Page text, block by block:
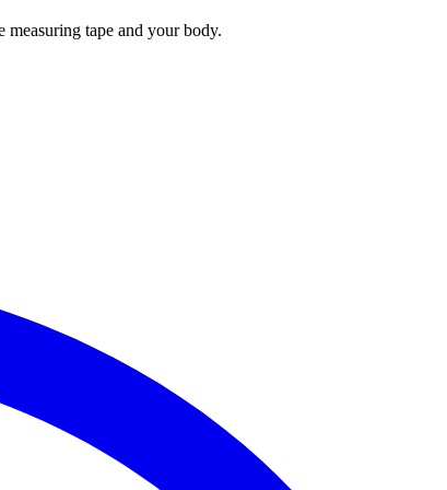
tape and your body.